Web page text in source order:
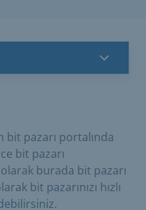
pazarı portalında
bit pazarı
olarak burada bit pazarı
bit pazarınızı hızlı